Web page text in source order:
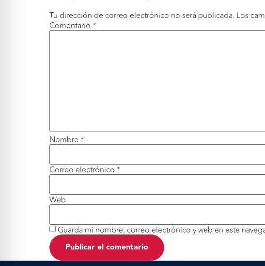
Tu dirección de correo electrónico no será publicada. Los
Comentario *
Nombre *
Correo electrónico *
Web
Guarda mi nombre, correo electrónico y web en este